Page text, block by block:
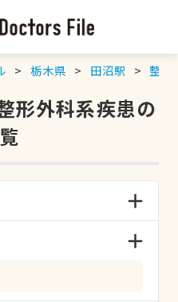
栃木県 田沼駅 整形
形外科系疾患の